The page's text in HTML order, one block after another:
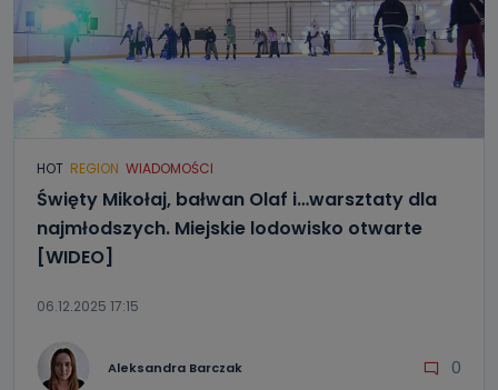
HOT REGION WIADOMOŚCI
Święty Mikołaj, bałwan Olaf i…warsztaty dla
najmłodszych. Miejskie lodowisko otwarte
[WIDEO]
06.12.2025 17:15
Aleksandra Barczak 0